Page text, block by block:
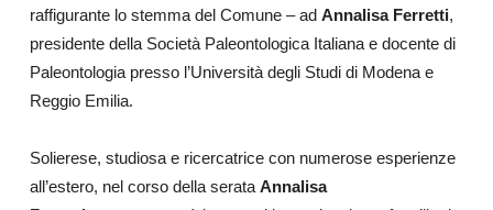
raffigurante lo stemma del Comune – ad Annalisa Ferretti,
presidente della Società Paleontologica Italiana e docente di
Paleontologia presso l’Università degli Studi di Modena e
Reggio Emilia.
Solierese, studiosa e ricercatrice con numerose esperienze
all’estero, nel corso della serata Annalisa